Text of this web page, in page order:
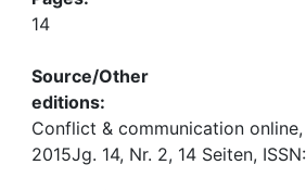
14
Source/Other
editions:
Conflict & communication online,
2015Jg. 14, Nr. 2, 14 Seiten,